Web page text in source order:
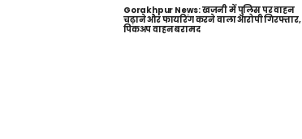
Gorakhpur News: खजनी में पुलिस पर वाहन
चढ़ाने और फायरिंग करने वाला आरोपी गिरफ्तार,
पिकअप वाहन बरामद